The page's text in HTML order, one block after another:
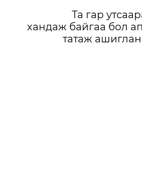
Та гар
хандаж байгаа бол
татаж